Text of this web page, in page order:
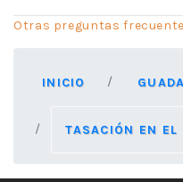
Otras preguntas
INICIO
TASACIÓN EN EL